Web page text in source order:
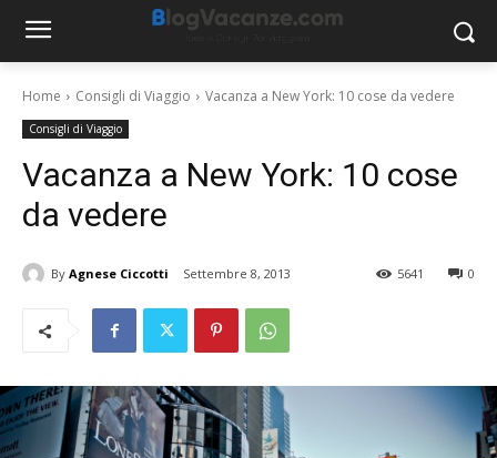
Home Consigli di Viaggio Vacanza a New York: 10 cose da vedere
Consigli di Viaggio
Vacanza a New York: 10 cose
da vedere
By Agnese Ciccotti Settembre 8, 2013 0
5641